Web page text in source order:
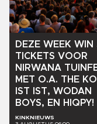
DEZE WEEK WIN
TICKETS VOOR
NIRWANA
MET O.A. THE
IST
IST, WODAN
BOYS, EN HIQPY!
KINKNIEUWS